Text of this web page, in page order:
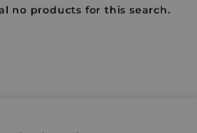
no products for this search.